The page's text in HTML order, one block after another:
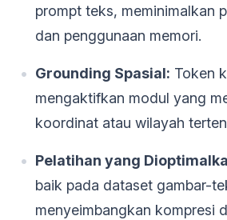
prompt teks, meminimalkan
dan penggunaan memori.
Grounding Spasial: Token
mengaktifkan modul yang
koordinat atau wilayah
Pelatihan yang
baik pada dataset gambar-
menyeimbangkan kompresi